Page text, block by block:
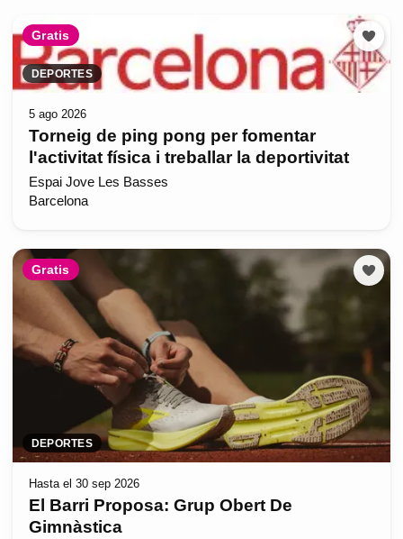
Gratis
DEPORTES
5 ago 2026
Torneig de ping pong per fomentar
l'activitat física i treballar la deportivitat
Espai Jove Les Basses
Barcelona
Gratis
DEPORTES
Hasta el 30 sep 2026
El Barri Proposa: Grup Obert De
Gimnàstica